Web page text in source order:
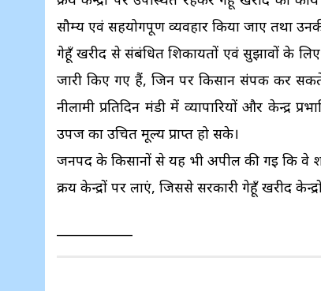
सौम्य एवं सहयोगपूर्ण व्यवहार किया जाए तथा
गेहूँ खरीद से संबंधित शिकायतों एवं सुझावों के
जारी किए गए हैं, जिन पर किसान संपर्क कर सकते
नीलामी प्रतिदिन मंडी में व्यापारियों और केन्द्र
उपज का उचित मूल्य प्राप्त हो सके।
जनपद के किसानों से यह भी अपील की गई कि वे
क्रय केन्द्रों पर लाएं, जिससे सरकारी गेहूँ खरीद